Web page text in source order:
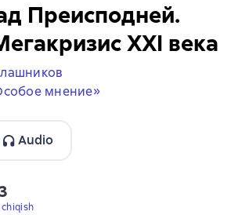
Преисподней.
XXI века
мнение»
Audio